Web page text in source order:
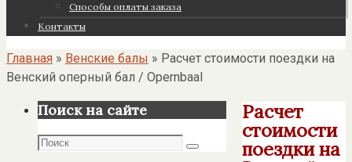
Cпособы оплаты заказа
Контакты
Главная » Венские балы » Расчет стоимости поездки на
Венский оперный бал / Opernbaal
Расчет
стоимости
поездки на
Поиск на сайте
Поиск
Поиск